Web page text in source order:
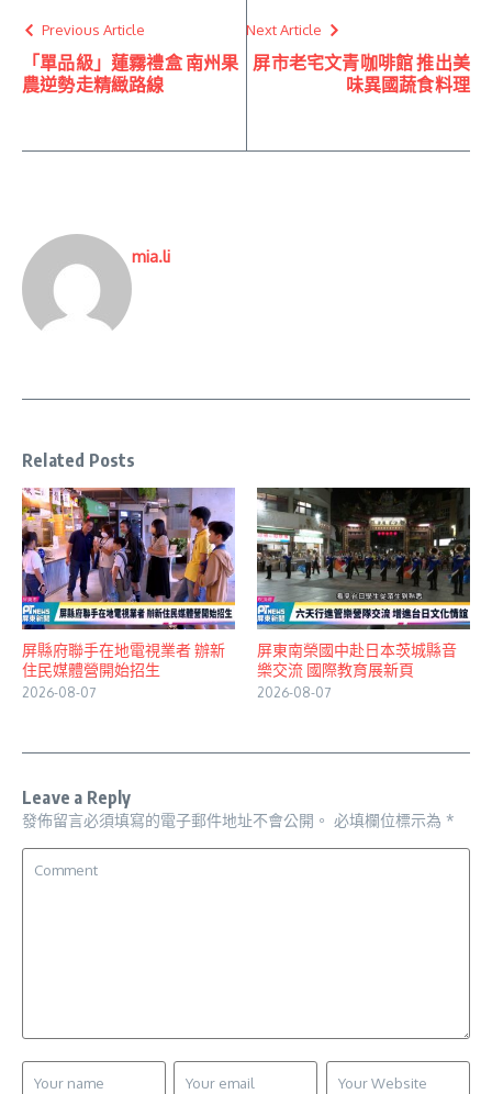
Previous Article
「單品級」蓮霧禮盒 南州果
農逆勢走精緻路線
Next Article
屏市老宅文青咖啡館 推出美
味異國蔬食料理
mia.li
Related Posts
屏縣府聯手在地電視業者 辦新
住民媒體營開始招生
2026-08-07
屏東南榮國中赴日本茨城縣音
樂交流 國際教育展新頁
2026-08-07
Leave a Reply
發佈留言必須填寫的電子郵件地址不會公開。 必填欄位標示為 *